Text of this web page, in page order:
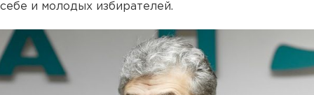
себе и молодых избирателей.